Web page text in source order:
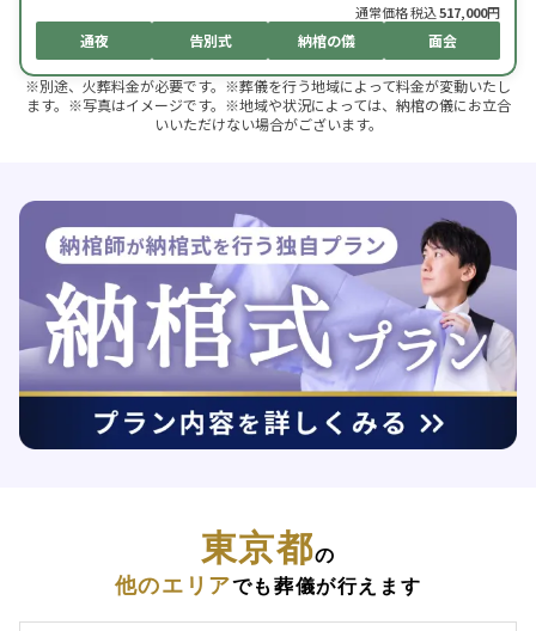
通常価格 税込517,000円
通夜 告別式 納棺の儀 面会
※別途、火葬料金が必要です。※葬儀を行う地域によって料金が変動いたし
ます。※写真はイメージです。※地域や状況によっては、納棺の儀にお立合
いいただけない場合がございます。
東京都の
他のエリアでも葬儀が行えます